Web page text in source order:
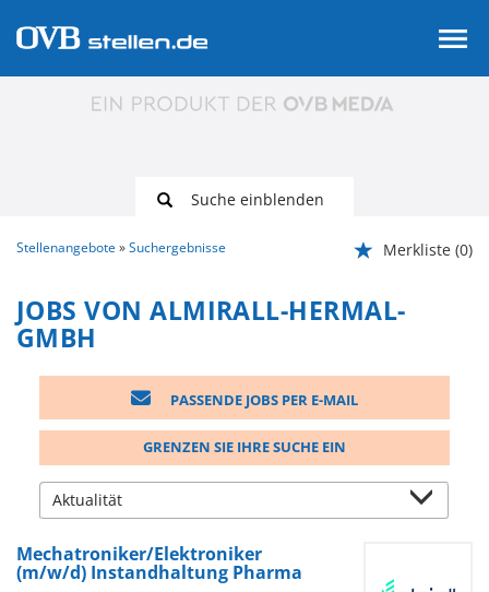
Suche einblenden
Stellenangebote Suchergebnisse Merkliste (0)
JOBS VON ALMIRALL-HERMAL-
GMBH
PASSENDE JOBS PER E-MAIL
GRENZEN SIE IHRE SUCHE EIN
Mechatroniker/Elektroniker
(m/w/d) Instandhaltung Pharma